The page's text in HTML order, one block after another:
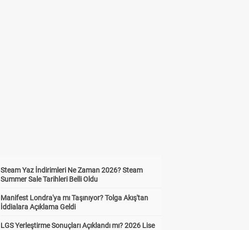
Steam Yaz İndirimleri Ne Zaman 2026? Steam
Summer Sale Tarihleri Belli Oldu
Manifest Londra'ya mı Taşınıyor? Tolga Akış'tan
İddialara Açıklama Geldi
LGS Yerleştirme Sonuçları Açıklandı mı? 2026 Lise